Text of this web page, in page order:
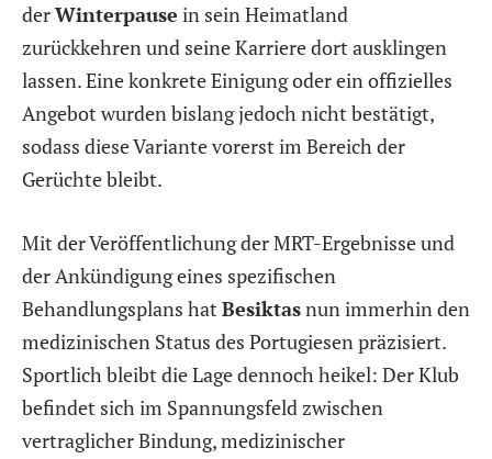
derWinterpause in sein Heimatland
zurückkehren und seine Karriere dort ausklingen
lassen. Eine konkrete Einigung oder ein offizielles
Angebot wurden bislang jedoch nicht bestätigt,
sodass diese Variante vorerst im Bereich der
Gerüchte bleibt.
Mit der Veröffentlichung der MRT-Ergebnisse und
der Ankündigung eines spezifischen
Behandlungsplans hat Besiktasnun immerhin den
medizinischen Status des Portugiesen präzisiert.
Sportlich bleibt die Lage dennoch heikel: Der Klub
befindet sich im Spannungsfeld zwischen
vertraglicher Bindung, medizinischer